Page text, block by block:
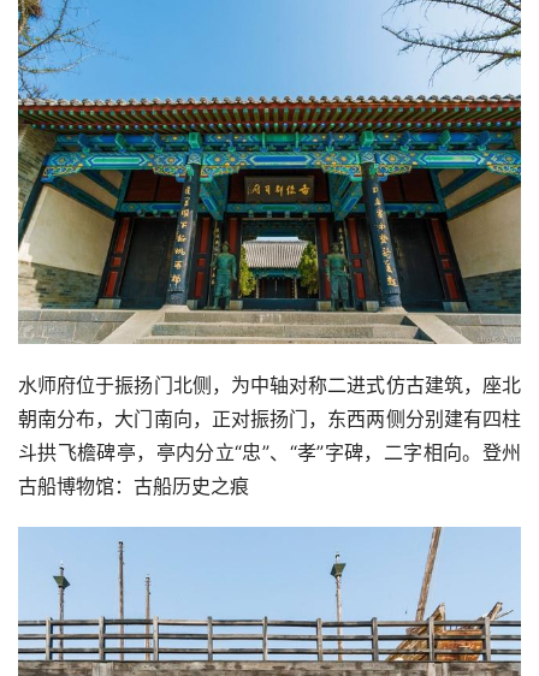
水师府位于振扬门北侧，为中轴对称二进式仿古建筑，座北
朝南分布，大门南向，正对振扬门，东西两侧分别建有四柱
斗拱飞檐碑亭，亭内分立“忠”、“孝”字碑，二字相向。登州
古船博物馆：古船历史之痕